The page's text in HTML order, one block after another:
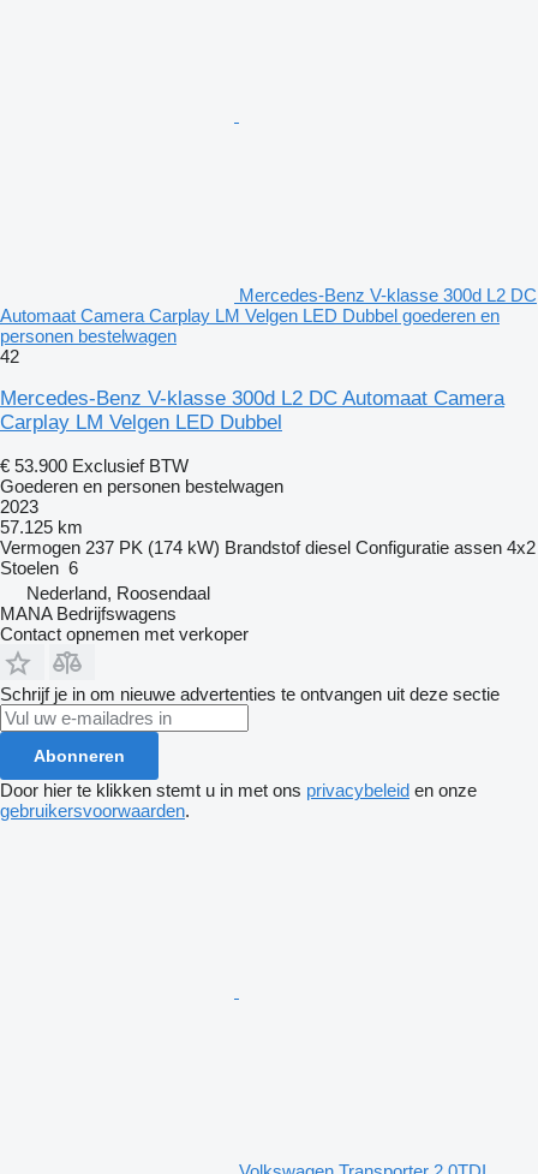
Mercedes-Benz V-klasse 300d L2 DC
Automaat Camera Carplay LM Velgen LED Dubbel goederen en
personen bestelwagen
42
Mercedes-Benz V-klasse 300d L2 DC Automaat Camera
Carplay LM Velgen LED Dubbel
€ 53.900 Exclusief BTW
Goederen en personen bestelwagen
2023
57.125 km
Vermogen 237 PK (174 kW) Brandstof diesel Configuratie assen 4x2
Stoelen 6
Nederland, Roosendaal
MANA Bedrijfswagens
Contact opnemen met verkoper
Schrijf je in om nieuwe advertenties te ontvangen uit deze sectie
Abonneren
Door hier te klikken stemt u in met ons privacybeleid en onze
gebruikersvoorwaarden.